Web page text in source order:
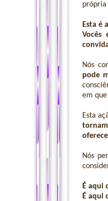
própria
Esta é
Vocês
Nós
pode
em
Esta
Nós
É aqui
É aqui